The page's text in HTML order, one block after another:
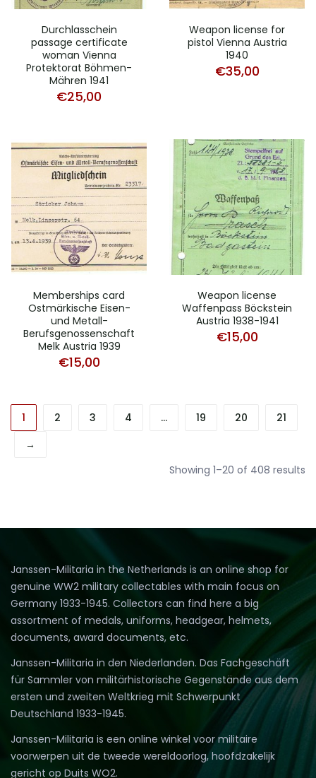
Durchlasschein
passage certificate
woman Vienna
Protektorat Böhmen-
Mähren 1941
€25,00
Weapon license for
pistol Vienna Austria
1940
€35,00
Memberships card
Ostmärkische Eisen-
und Metall-
Berufsgenossenschaft
Melk Austria 1939
€15,00
Weapon license
Waffenpass Böckstein
Austria 1938-1941
€15,00
1 2 3 4 … 19 20
21
→
Showing 1–20 of 408 results
Janssen-Militaria in the Netherlands is an online shop for
genuine WW2 military collectables with main focus on
Germany 1933-1945. Collectors can find here a big
assortment of medals, uniforms, headgear, helmets,
documents, award documents, etc.
Janssen-Militaria in den Niederlanden. Das Fachgeschäft
für Sammler von militärhistorische Gegenstände aus dem
ersten und zweiten Weltkrieg mit Schwerpunkt
Deutschland 1933-1945.
Janssen-Militaria is een online winkel voor militaire
voorwerpen uit de tweede wereldoorlog, hoofdzakelijk
gericht op Duits WO2.